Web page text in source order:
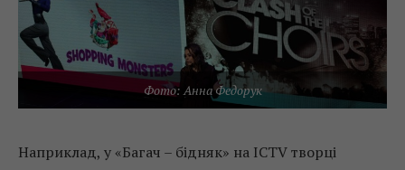
Фото: Анна Федорук
Наприклад, у «Багач – бідняк» на ICTV творці